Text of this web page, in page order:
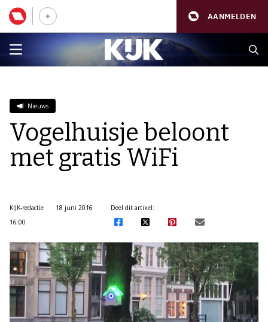
AANMELDEN
Nieuws
Vogelhuisje beloont
met gratis WiFi
KIJK-redactie
18 juni 2016
16:00
Deel dit artikel: